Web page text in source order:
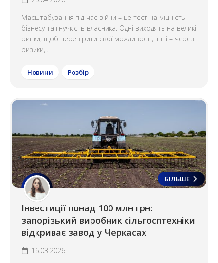
Масштабування під час війни – це тест на міцність
бізнесу та гнучкість власника. Одні виходять на великі
ринки, щоб перевірити свої можливості, інші – через
ризики,...
Новини Розбір
БІЛЬШЕ
Інвестиції понад 100 млн грн:
запорізький виробник сільгосптехніки
відкриває завод у Черкасах
16.03.2026